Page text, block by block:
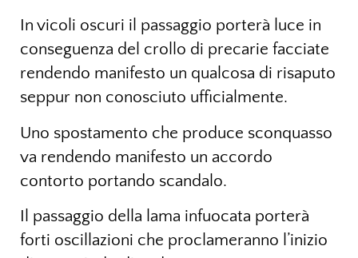
In vicoli oscuri il passaggio porterà luce in
conseguenza del crollo di precarie facciate
rendendo manifesto un qualcosa di risaputo
seppur non conosciuto ufficialmente.
Uno spostamento che produce sconquasso
va rendendo manifesto un accordo
contorto portando scandalo.
Il passaggio della lama infuocata porterà
forti oscillazioni che proclameranno l’inizio